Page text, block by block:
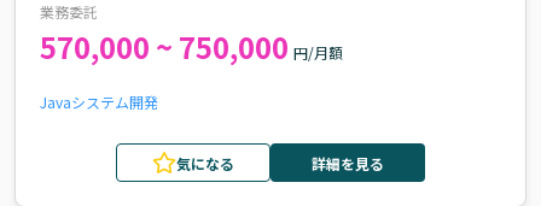
業務委託
570,000 ~ 750,000 円/月額
Javaシステム開発
気になる 詳細を見る